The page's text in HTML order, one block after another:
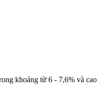
khoảng từ 6 - 7,6% và cao